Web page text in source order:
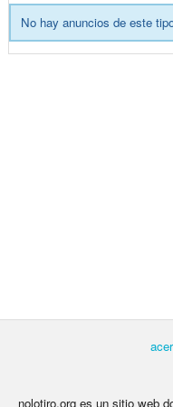
No hay anuncios de este
nolotiro.org es un sitio web